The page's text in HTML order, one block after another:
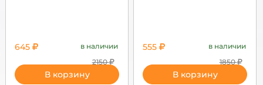
645
в наличии
2150
В корзину
555
в наличии
1850
В корзину